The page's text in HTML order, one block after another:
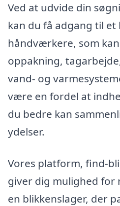
Ved at udvide din
kan du få adgang til
håndværkere, som
oppakning,
vand- og
være en fordel at
du bedre kan
ydelser.
Vores platform, find-
giver dig mulighed for
en blikkenslager, der